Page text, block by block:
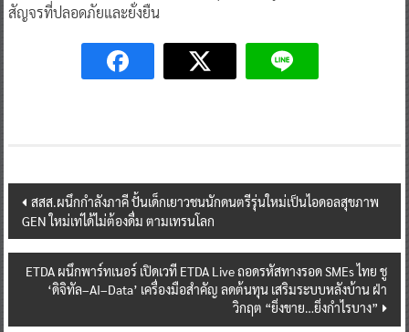
สัญจรที่ปลอดภัยและยั่งยืน
Post
navigation
สสส.ผนึกกำลังภาคี ปั้นเด็กเยาวชนนักดนตรีรุ่นใหม่เป็นไอดอลสุขภาพ
GEN ใหม่เท่ได้ไม่ต้องดื่ม ตามเทรนโลก
ETDA ผนึกพาร์ทเนอร์ เปิดเวที ETDA Live ถอดรหัสทางรอด SMEs ไทย ชู
‘ดิจิทัล–AI–Data’ เครื่องมือสำคัญ ลดต้นทุน เสริมระบบหลังบ้าน ฝ่า
วิกฤต “ยิ่งขาย…ยิ่งกำไรบาง”